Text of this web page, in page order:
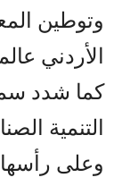
وتوطين
الأردني
كما شدد
التنمية
وعلى رأسها